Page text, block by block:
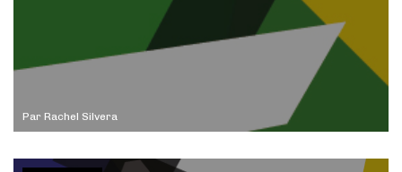
Par Rachel Silvera